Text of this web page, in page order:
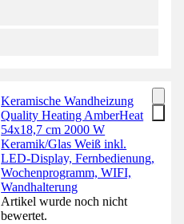
Keramische Wandheizung
Quality Heating AmberHeat
54x18,7 cm 2000 W
Keramik/Glas Weiß inkl.
LED-Display, Fernbedienung,
Wochenprogramm, WIFI,
Wandhalterung
Artikel wurde noch nicht
bewertet.